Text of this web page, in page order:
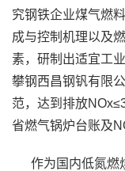
究钢铁企业煤气燃
成与控制机理以及
素，研制出适宜工
攀钢西昌钢钒有限
范，达到排放
省燃气锅炉台账及
作为国内低氮燃